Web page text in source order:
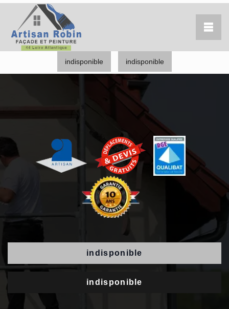
indisponible indisponible
indisponible
indisponible